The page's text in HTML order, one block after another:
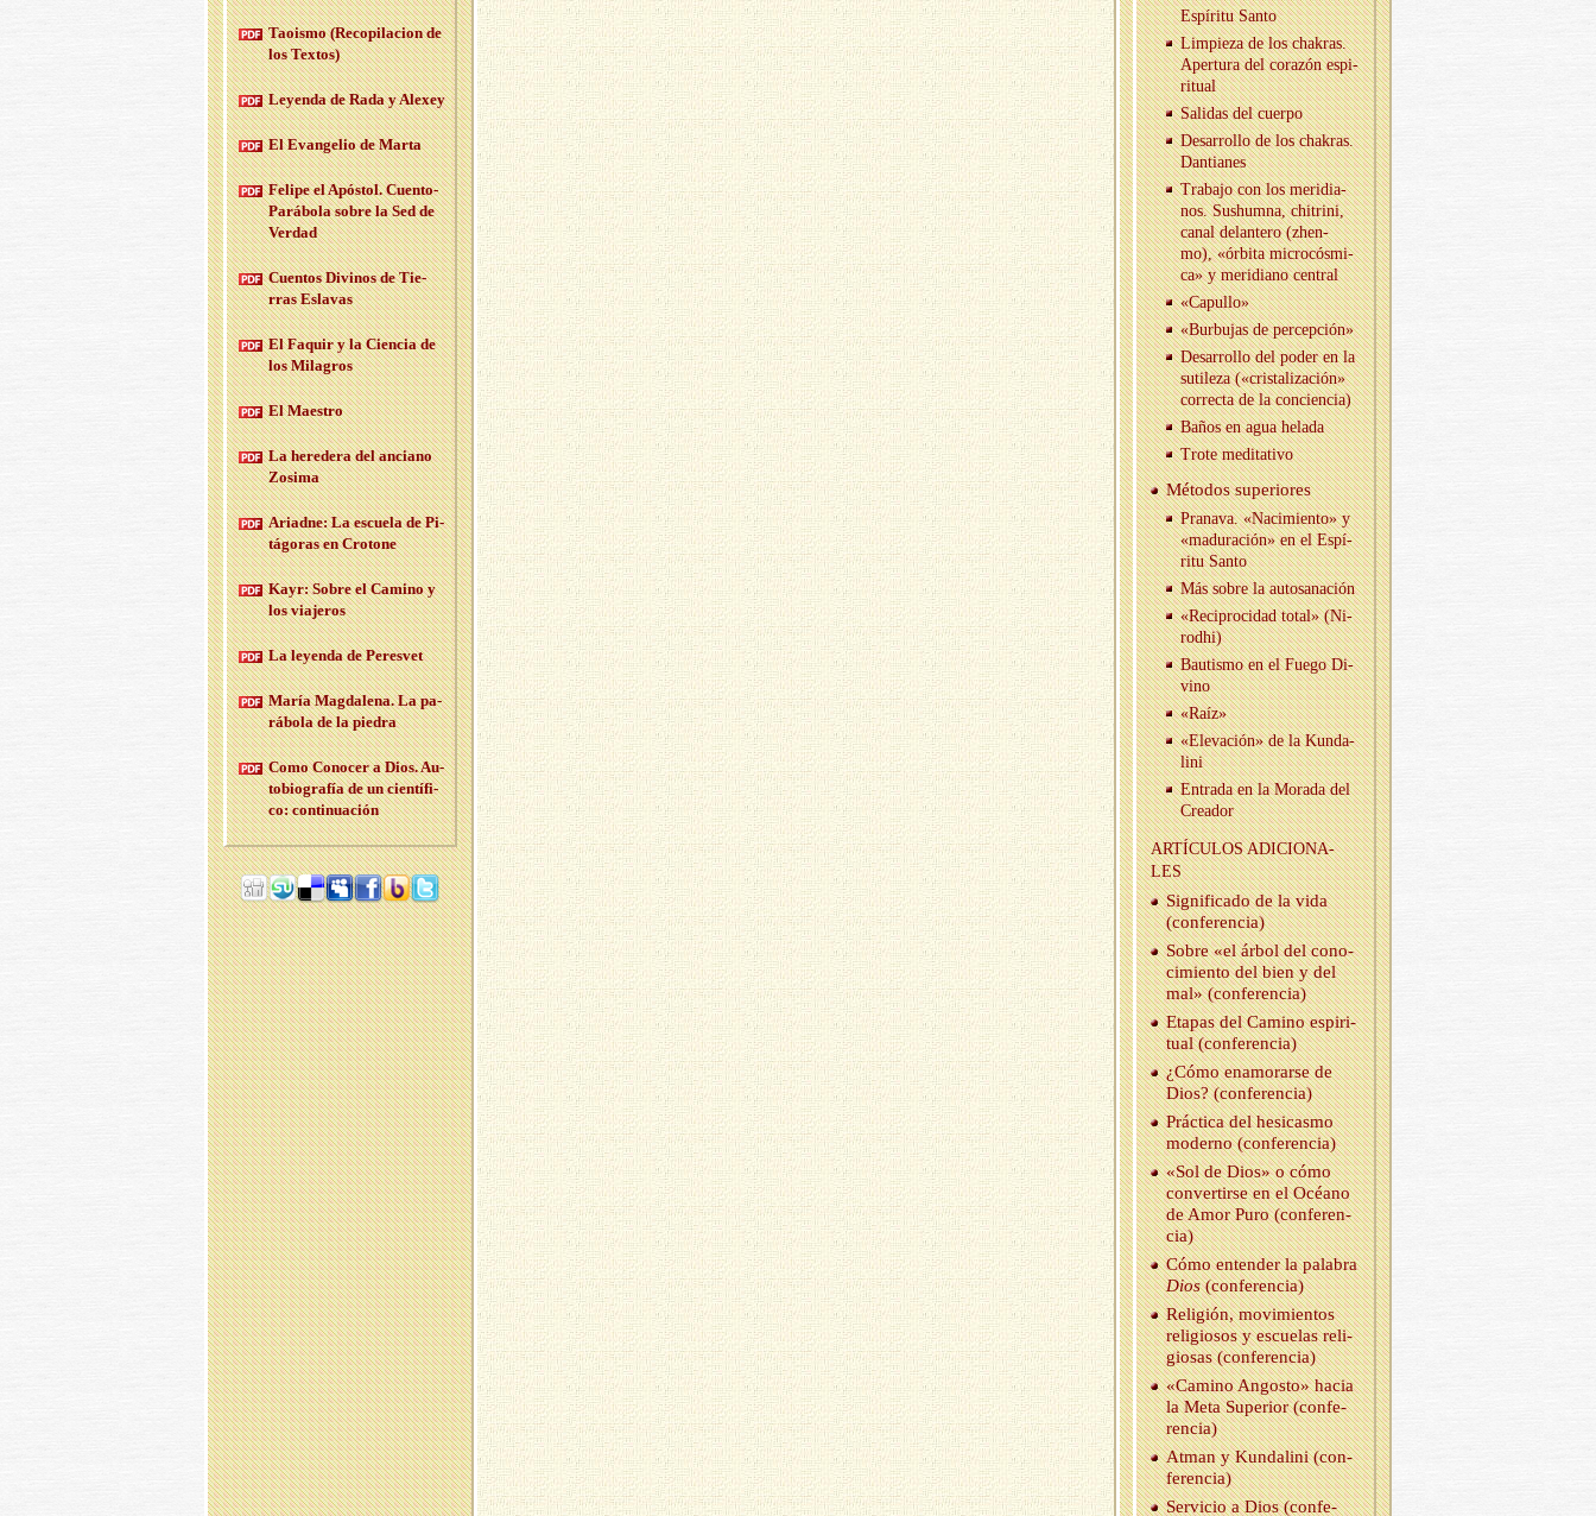
Es­pí­ri­tu Santo
Lim­pie­za de los cha­kras.
Aper­tu­ra del co­ra­zón es­pi­
ri­tual
Sa­li­das del cuer­po
Desa­rro­llo de los cha­kras.
Dan­tia­nes
Tra­ba­jo con los me­ri­dia­
nos. Sus­hum­na, chi­tri­ni,
canal de­lan­te­ro (zhen-
mo), «ór­bi­ta mi­cro­cós­mi­
ca» y me­ri­diano cen­tral
«Ca­pu­llo»
«Bur­bu­jas de per­cep­ción»
Desa­rro­llo del poder en la
su­ti­le­za («cris­ta­li­za­ción»
co­rrec­ta de la con­cien­cia)
Baños en agua he­la­da
Trote me­di­ta­ti­vo
Mé­to­dos su­pe­rio­res
Pra­na­va. «Na­ci­mien­to» y
«ma­du­ra­ción» en el Es­pí­
ri­tu Santo
Más sobre la au­to­sa­na­ción
«Re­ci­pro­ci­dad total» (Ni­
rod­hi)
Bau­tis­mo en el Fuego Di­
vino
«Raíz»
«Ele­va­ción» de la Kun­da­
li­ni
En­tra­da en la Mo­ra­da del
Crea­dor
AR­TÍCU­LOS ADI­CIO­NA­
LES
Sig­ni­fi­ca­do de la vida
(con­fe­ren­cia)
Sobre «el árbol del co­no­
ci­mien­to del bien y del
mal» (con­fe­ren­cia)
Eta­pas del Ca­mino es­pi­ri­
tual (con­fe­ren­cia)
¿Cómo enamo­rar­se de
Dios? (con­fe­ren­cia)
Prác­ti­ca del he­si­cas­mo
mo­derno (con­fe­ren­cia)
«Sol de Dios» o cómo
con­ver­tir­se en el Océano
de Amor Puro (con­fe­ren­
cia)
Cómo en­ten­der la pa­la­bra
Dios(con­fe­ren­cia)
Re­li­gión, mo­vi­mien­tos
re­li­gio­sos y es­cue­las re­li­
gio­sas (con­fe­ren­cia)
«Ca­mino An­gos­to» hacia
la Meta Su­pe­rior (con­fe­
ren­cia)
Atman y Kun­da­li­ni (con­
fe­ren­cia)
Ser­vi­cio a Dios (con­fe­
Taois­mo (Re­co­pi­la­cion de
los Tex­tos)
Le­yen­da de Rada y Ale­xey
El Evan­ge­lio de Marta
Fe­li­pe el Após­tol. Cuen­to-
Pa­rá­bo­la sobre la Sed de
Ver­dad
Cuen­tos Di­vi­nos de Tie­
rras Es­la­vas
El Fa­quir y la Cien­cia de
los Mi­la­gros
El Maes­tro
La he­re­de­ra del an­ciano
Zo­si­ma
Ariad­ne: La es­cue­la de Pi­
tá­go­ras en Cro­to­ne
Kayr: Sobre el Ca­mino y
los via­je­ros
La le­yen­da de Pe­res­vet
María Mag­da­le­na. La pa­
rá­bo­la de la pie­dra
Como Co­no­cer a Dios. Au­
to­bio­gra­fía de un cien­tí­fi­
co: con­ti­nua­ción